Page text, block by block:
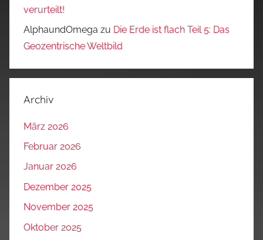
verurteilt!
AlphaundOmega zu Die Erde ist flach Teil 5: Das
Geozentrische Weltbild
Archiv
März 2026
Februar 2026
Januar 2026
Dezember 2025
November 2025
Oktober 2025